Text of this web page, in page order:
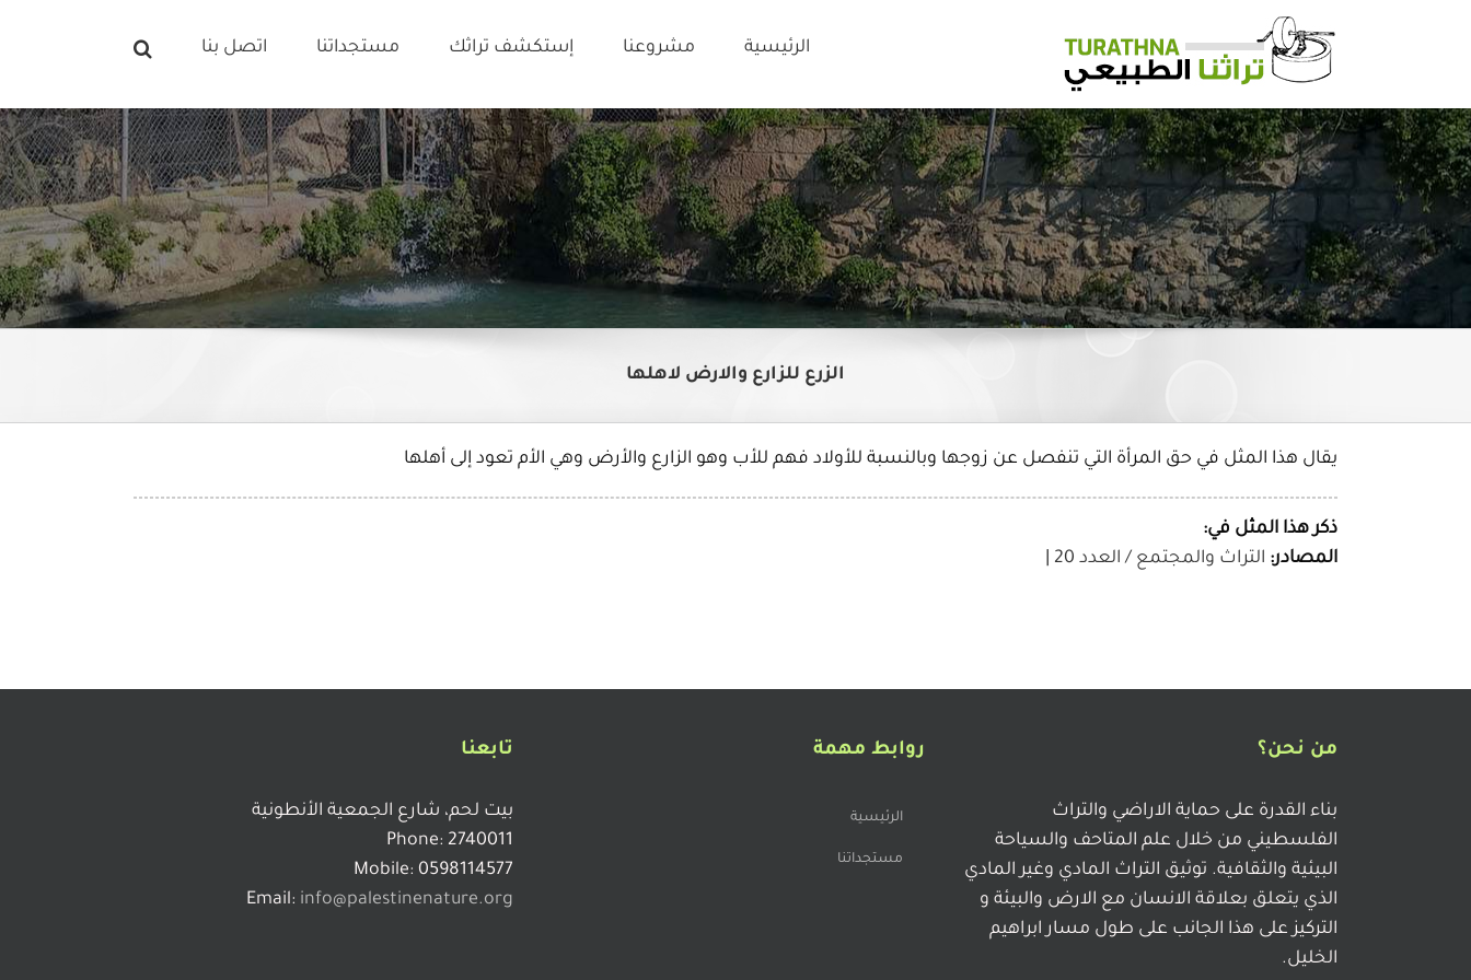
الرئيسية مشروعنا إستكشف تراثك مستجداتنا اتصل بنا
الزرع للزارع والارض لاهلها
يقال هذا المثل في حق المرأة التي تنفصل عن زوجها وبالنسبة للأولاد فهم للأب وهو الزارع والأرض وهي الأم تعود إلى أهلها
ذكر هذا المثل في:
المصادر: التراث والمجتمع / العدد 20
من نحن؟
بناء القدرة على حماية الاراضي والتراث
الفلسطيني من خلال علم المتاحف والسياحة
البيئية والثقافية. توثيق التراث المادي وغير المادي
الذي يتعلق بعلاقة الانسان مع الارض والبيئة و
التركيز على هذا الجانب على طول مسار ابراهيم
الخليل.
روابط مهمة
الرئيسية
مستجداتنا
تابعنا
بيت لحم، شارع الجمعية الأنطونية
Phone: 2740011
Mobile: 0598114577
Email: info@palestinenature.org